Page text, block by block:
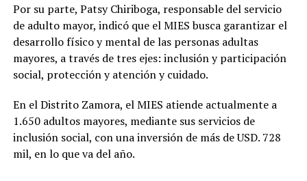
Por su parte, Patsy Chiriboga, responsable del servicio
de adulto mayor, indicó que el MIES busca garantizar el
desarrollo físico y mental de las personas adultas
mayores, a través de tres ejes: inclusión y participación
social, protección y atención y cuidado.
En el Distrito Zamora, el MIES atiende actualmente a
1.650 adultos mayores, mediante sus servicios de
inclusión social, con una inversión de más de USD. 728
mil, en lo que va del año.